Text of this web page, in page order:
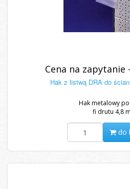
Cena na zapytanie
Hak z listwą DRA do
Hak metalowy
fi drutu 4,8
do